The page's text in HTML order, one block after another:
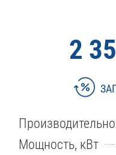
2
Мощность, кВт